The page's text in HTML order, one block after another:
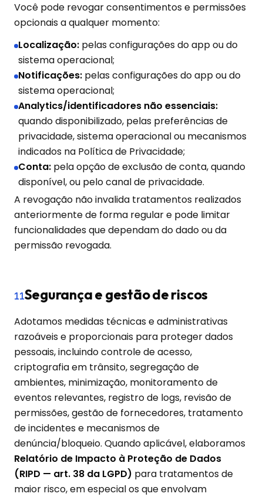
Você pode revogar consentimentos e permissões
opcionais a qualquer momento:
Localização: pelas configurações do app ou do
sistema operacional;
Notificações: pelas configurações do app ou do
sistema operacional;
Analytics/identificadores não essenciais:
quando disponibilizado, pelas preferências de
privacidade, sistema operacional ou mecanismos
indicados na Política de Privacidade;
Conta: pela opção de exclusão de conta, quando
disponível, ou pelo canal de privacidade.
A revogação não invalida tratamentos realizados
anteriormente de forma regular e pode limitar
funcionalidades que dependam do dado ou da
permissão revogada.
11Segurança e gestão de riscos
Adotamos medidas técnicas e administrativas
razoáveis e proporcionais para proteger dados
pessoais, incluindo controle de acesso,
criptografia em trânsito, segregação de
ambientes, minimização, monitoramento de
eventos relevantes, registro de logs, revisão de
permissões, gestão de fornecedores, tratamento
de incidentes e mecanismos de
denúncia/bloqueio. Quando aplicável, elaboramos
Relatório de Impacto à Proteção de Dados
(RIPD — art. 38 da LGPD) para tratamentos de
maior risco, em especial os que envolvam